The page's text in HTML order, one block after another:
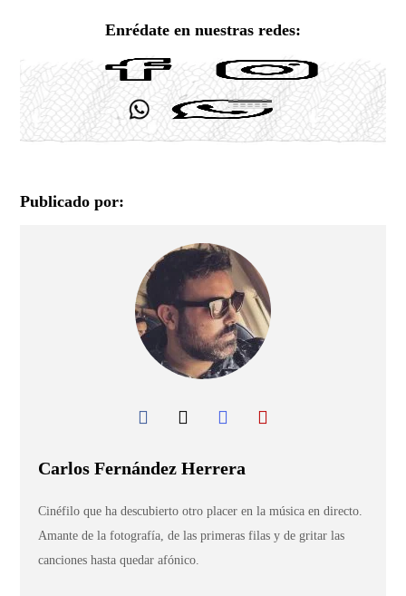
Enrédate en nuestras redes:
Publicado por:
Carlos Fernández Herrera
Cinéfilo que ha descubierto otro placer en la música en directo.
Amante de la fotografía, de las primeras filas y de gritar las
canciones hasta quedar afónico.